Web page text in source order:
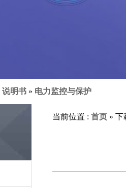
说明书 » 电力监控与保护
当前位置 : 首页 » 下